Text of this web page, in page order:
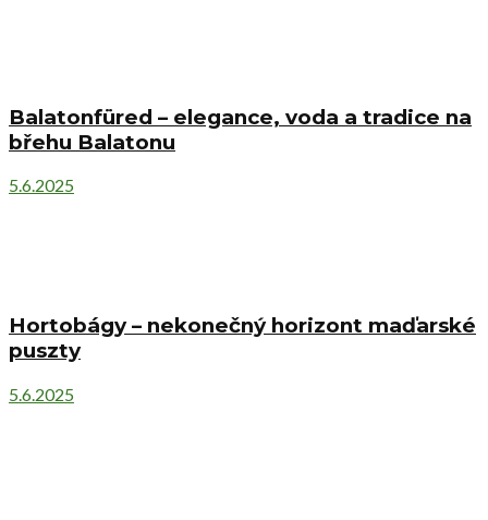
Balatonfüred – elegance, voda a tradice na
břehu Balatonu
5.6.2025
Hortobágy – nekonečný horizont maďarské
puszty
5.6.2025